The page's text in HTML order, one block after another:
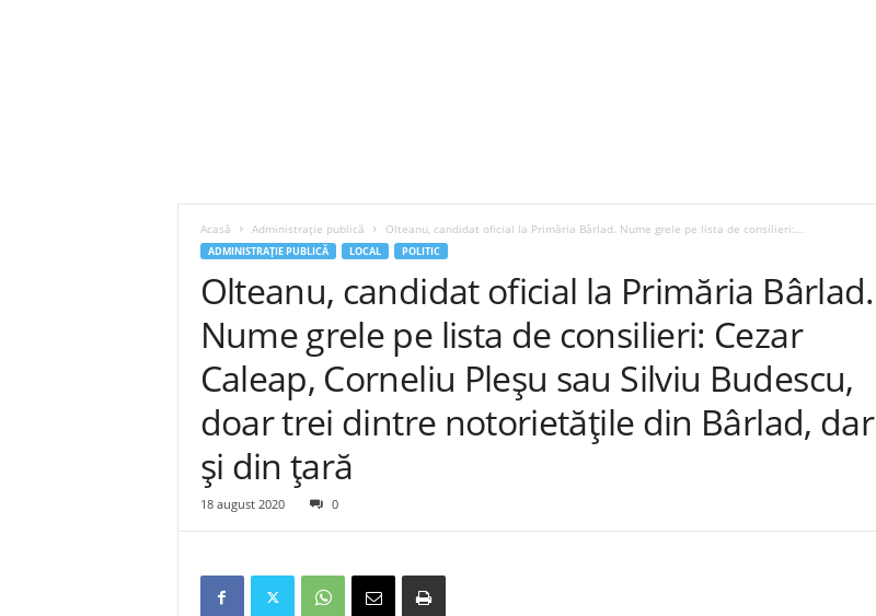
Acasă Administrație publică Olteanu, candidat oficial la Primăria Bârlad. Nume grele pe lista de consilieri:...
ADMINISTRAȚIE PUBLICĂ LOCAL POLITIC
Olteanu, candidat oficial la Primăria Bârlad.
Nume grele pe lista de consilieri: Cezar
Caleap, Corneliu Pleșu sau Silviu Budescu,
doar trei dintre notorietățile din Bârlad, dar
și din țară
18 august 2020 0